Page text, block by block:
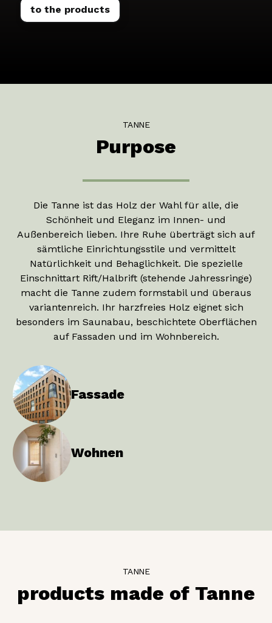
to the products
TANNE
Purpose
Die Tanne ist das Holz der Wahl für alle, die
Schönheit und Eleganz im Innen- und
Außenbereich lieben. Ihre Ruhe überträgt sich auf
sämtliche Einrichtungsstile und vermittelt
Natürlichkeit und Behaglichkeit. Die spezielle
Einschnittart Rift/Halbrift (stehende Jahressringe)
macht die Tanne zudem formstabil und überaus
variantenreich. Ihr harzfreies Holz eignet sich
besonders im Saunabau, beschichtete Oberflächen
auf Fassaden und im Wohnbereich.
Fassade
Wohnen
TANNE
products made of Tanne